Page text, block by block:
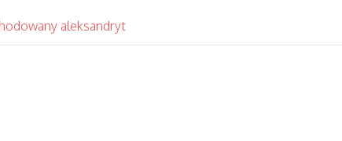
aleksandryt